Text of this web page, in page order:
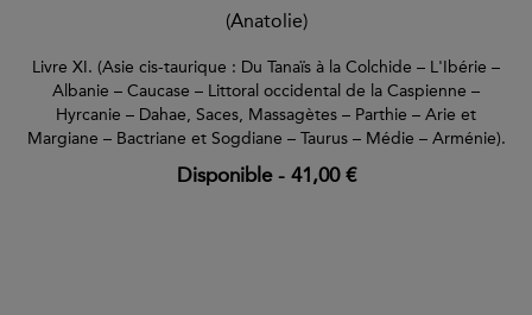
(Anatolie)
Livre XI. (Asie cis-taurique : Du Tanaïs à la Colchide – L'Ibérie –
Albanie – Caucase – Littoral occidental de la Caspienne –
Hyrcanie – Dahae, Saces, Massagètes – Parthie – Arie et
Margiane – Bactriane et Sogdiane – Taurus – Médie – Arménie).
Disponible- 41,00 €